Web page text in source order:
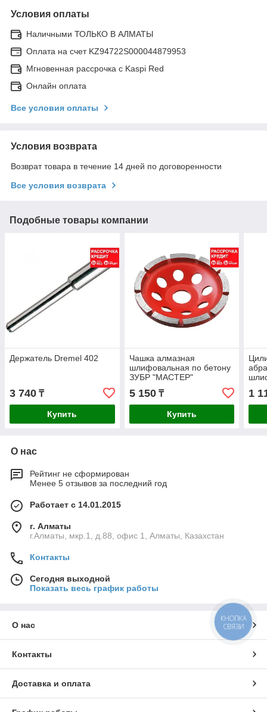
Условия оплаты
Наличными ТОЛЬКО В АЛМАТЫ
Оплата на счет KZ94722S000044879953
Мгновенная рассрочка с Kaspi Red
Онлайн оплата
Все условия оплаты
Условия возврата
Возврат товара в течение 14 дней по договоренности
Все условия возврата
Подобные товары компании
Держатель Dremel 402
3 740 ₸
Купить
Чашка алмазная
шлифовальная по бетону
ЗУБР "МАСТЕР"
сегментная однорядная,
125мм (33377-125)
5 150₸
Купить
2шт
1
О нас
Рейтинг не сформирован
Менее 5 отзывов за последний год
Работает с 14.01.2015
г. Алматы
г.Алматы, мкр.1, д.88, офис 1, Алматы, Казахстан
Контакты
Сегодня выходной
Показать весь график работы
О нас
Контакты
Доставка и оплата
КНОПКА
СВЯЗИ